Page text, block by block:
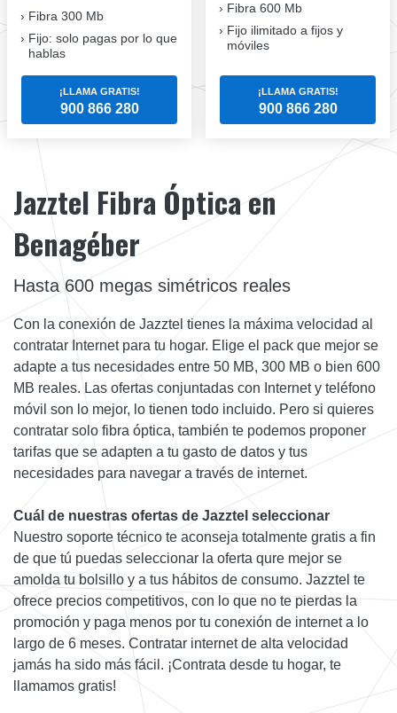
Fibra 300 Mb
Fijo: solo pagas por lo que
hablas
¡LLAMA GRATIS!
900 866 280
Fibra 600 Mb
Fijo ilimitado a fijos y
móviles
¡LLAMA GRATIS!
900 866 280
Jazztel Fibra Óptica en
Benagéber
Hasta 600 megas simétricos reales
Con la conexión de Jazztel tienes la máxima velocidad al
contratar Internet para tu hogar. Elige el pack que mejor se
adapte a tus necesidades entre 50 MB, 300 MB o bien 600
MB reales. Las ofertas conjuntadas con Internet y teléfono
móvil son lo mejor, lo tienen todo incluido. Pero si quieres
contratar solo fibra óptica, también te podemos proponer
tarifas que se adapten a tu gasto de datos y tus
necesidades para navegar a través de internet.
Cuál de nuestras ofertas de Jazztel seleccionar
Nuestro soporte técnico te aconseja totalmente gratis a fin
de que tú puedas seleccionar la oferta qure mejor se
amolda tu bolsillo y a tus hábitos de consumo. Jazztel te
ofrece precios competitivos, con lo que no te pierdas la
promoción y paga menos por tu conexión de internet a lo
largo de 6 meses. Contratar internet de alta velocidad
jamás ha sido más fácil. ¡Contrata desde tu hogar, te
llamamos gratis!